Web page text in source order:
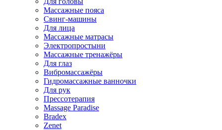
Массажные пояса
Свинг-машины
Для лица
Массажные матрасы
Электропростыни
Массажные тренажёры
Для глаз
Вибромассажёры
Гидромассажные ванночки
Для рук
Прессотерапия
Massage Paradise
Bradex
Zenet